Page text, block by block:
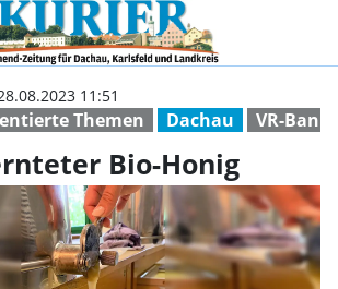
Frisch
Themen Dachau VR-Bank
11:51
Bio-Honig